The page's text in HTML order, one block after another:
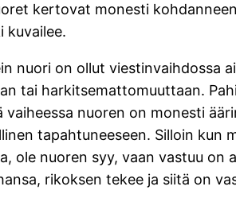
kertovat monesti
kuvailee.
nuori on ollut viestinvaihdossa
tai harkitsemattomuuttaan.
nuoren on monesti
tapahtuneeseen. Silloin kun
ole nuoren syy, vaan vastuu on
rikoksen tekee ja siitä on